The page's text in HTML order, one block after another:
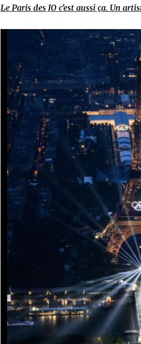
Le Paris des JO c’est aussi ça. Un